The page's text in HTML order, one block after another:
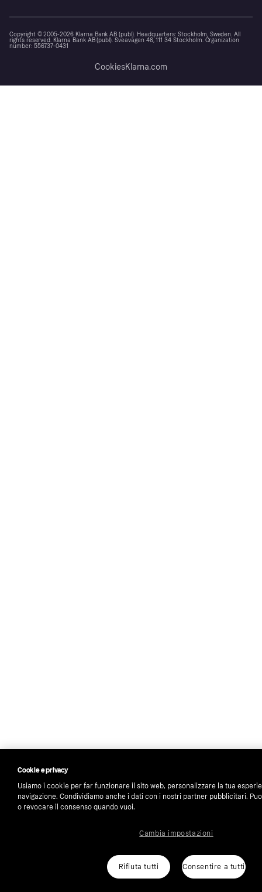
Copyright © 2005-2026 Klarna Bank AB (publ). Headquarters: Stockholm, Sweden. All
rights reserved. Klarna Bank AB (publ). Sveavägen 46, 111 34 Stockholm. Organization
number: 556737-0431
CookiesKlarna.com
Cookie e privacy
Usiamo i cookie per far funzionare il sito web, personalizzare la tua
navigazione. Condividiamo anche i dati con i nostri partner pubblicitari.
o revocare il consenso quando vuoi.
Rifiuta tutti Consentire a tutti
Cambia impostazioni